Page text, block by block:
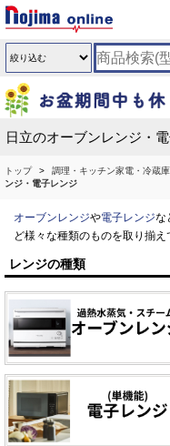
日立のオーブンレンジ・
トップ 調理・キッチン家電・冷蔵庫
ンジ・電子レンジ
オーブンレンジや電子レンジな
ど様々な種類のものを取り揃え
レンジの種類